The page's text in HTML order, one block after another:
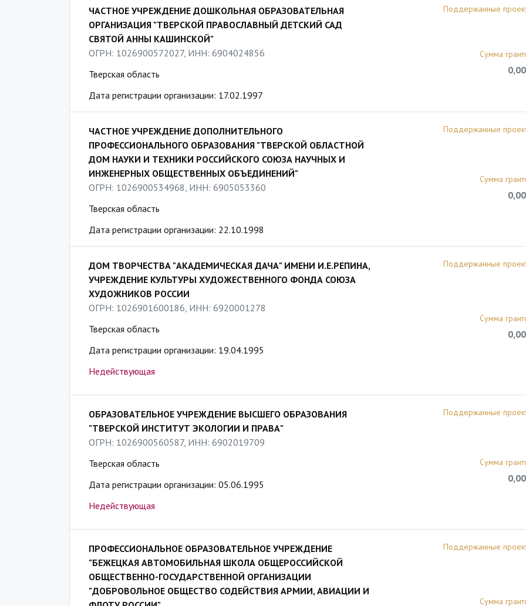
ЧАСТНОЕ УЧРЕЖДЕНИЕ ДОШКОЛЬНАЯ ОБРАЗОВАТЕЛЬНАЯ
ОРГАНИЗАЦИЯ "ТВЕРСКОЙ ПРАВОСЛАВНЫЙ ДЕТСКИЙ САД
СВЯТОЙ АННЫ КАШИНСКОЙ"
ОГРН: 1026900572027, ИНН: 6904024856
Тверская область
Дата регистрации организации: 17.02.1997
Поддержанные
Сумма
ЧАСТНОЕ УЧРЕЖДЕНИЕ ДОПОЛНИТЕЛЬНОГО
ПРОФЕССИОНАЛЬНОГО ОБРАЗОВАНИЯ "ТВЕРСКОЙ ОБЛАСТНОЙ
ДОМ НАУКИ И ТЕХНИКИ РОССИЙСКОГО СОЮЗА НАУЧНЫХ И
ИНЖЕНЕРНЫХ ОБЩЕСТВЕННЫХ ОБЪЕДИНЕНИЙ"
ОГРН: 1026900534968, ИНН: 6905053360
Тверская область
Дата регистрации организации: 22.10.1998
Поддержанные
Сумма
ДОМ ТВОРЧЕСТВА "АКАДЕМИЧЕСКАЯ ДАЧА" ИМЕНИ И.Е.РЕПИНА,
УЧРЕЖДЕНИЕ КУЛЬТУРЫ ХУДОЖЕСТВЕННОГО ФОНДА СОЮЗА
ХУДОЖНИКОВ РОССИИ
ОГРН: 1026901600186, ИНН: 6920001278
Тверская область
Дата регистрации организации: 19.04.1995
Недействующая
Поддержанные
Сумма
ОБРАЗОВАТЕЛЬНОЕ УЧРЕЖДЕНИЕ ВЫСШЕГО ОБРАЗОВАНИЯ
"ТВЕРСКОЙ ИНСТИТУТ ЭКОЛОГИИ И ПРАВА"
ОГРН: 1026900560587, ИНН: 6902019709
Тверская область
Дата регистрации организации: 05.06.1995
Недействующая
Поддержанные
Сумма
ПРОФЕССИОНАЛЬНОЕ ОБРАЗОВАТЕЛЬНОЕ УЧРЕЖДЕНИЕ
"БЕЖЕЦКАЯ АВТОМОБИЛЬНАЯ ШКОЛА ОБЩЕРОССИЙСКОЙ
ОБЩЕСТВЕННО-ГОСУДАРСТВЕННОЙ ОРГАНИЗАЦИИ
"ДОБРОВОЛЬНОЕ ОБЩЕСТВО СОДЕЙСТВИЯ АРМИИ, АВИАЦИИ И
Поддержанные
Сумма